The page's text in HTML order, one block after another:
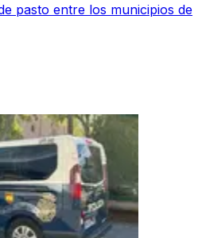
pasto entre los municipios de